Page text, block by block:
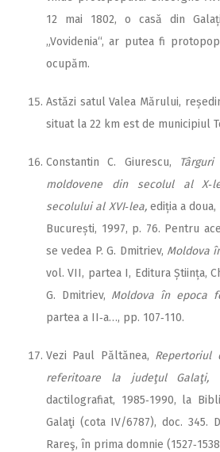
12 mai 1802, o casă din
„Vovidenia“, ar putea fi
ocupăm.
Astăzi satul Valea Mărului,
situat la 22 km est de municipiul
Constantin C. Giurescu,
moldovene din secolul al
secolului al XVI‑lea, ediția a
București, 1997, p. 76. Pentru
se vedea P. G. Dmitriev, Moldova
vol. VII, partea I, Editura Știința,
G. Dmitriev, Moldova în epoca
partea a II‑a…, pp. 107‑110.
Vezi Paul Păltănea, Repertoriul
referitoare la judeţul Galaţi,
dactilografiat, 1985‑1990, la
Galaţi (cota IV/6787), doc. 345.
Rareş, în prima domnie